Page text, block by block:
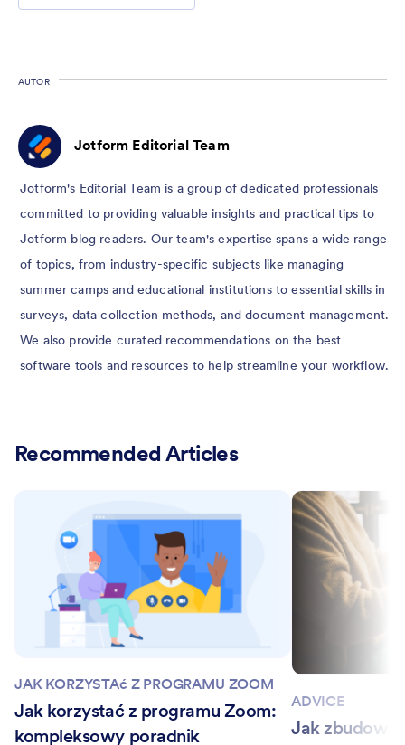
AUTOR
Jotform Editorial Team
Jotform's Editorial Team is a group of dedicated professionals
committed to providing valuable insights and practical tips to
Jotform blog readers. Our team's expertise spans a wide range
of topics, from industry-specific subjects like managing
summer camps and educational institutions to essential skills in
surveys, data collection methods, and document management.
We also provide curated recommendations on the best
software tools and resources to help streamline your workflow.
Recommended Articles
JAK KORZYSTAć Z PROGRAMU ZOOM
Jak korzystać z programu Zoom:
kompleksowy poradnik
ADVICE
Jak